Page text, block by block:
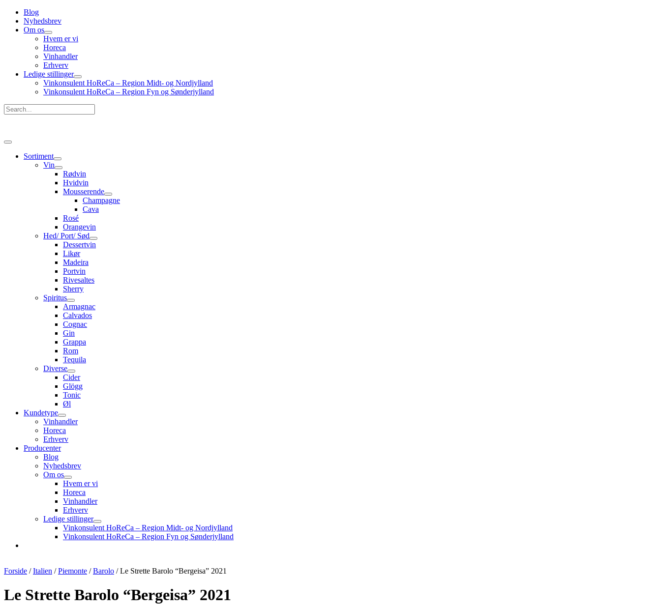
indholdet
Blog
Nyhedsbrev
Om os
Hvem er vi
Horeca
Vinhandler
Erhverv
Ledige stillinger
Vinkonsulent HoReCa – Region Midt- og Nordjylland
Vinkonsulent HoReCa – Region Fyn og Sønderjylland
Search...
Hovedmenu
Sortiment
Vin
Rødvin
Hvidvin
Mousserende
Champagne
Cava
Rosé
Orangevin
Hed/ Port/ Sød
Dessertvin
Likør
Madeira
Portvin
Rivesaltes
Sherry
Spiritus
Armagnac
Calvados
Cognac
Gin
Grappa
Rom
Tequila
Diverse
Cider
Glögg
Tonic
Øl
Kundetype
Vinhandler
Horeca
Erhverv
Producenter
Blog
Nyhedsbrev
Om os
Hvem er vi
Horeca
Vinhandler
Erhverv
Ledige stillinger
Vinkonsulent HoReCa – Region Midt- og Nordjylland
Vinkonsulent HoReCa – Region Fyn og Sønderjylland
Forside /Italien /Piemonte /Barolo / Le Strette Barolo “Bergeisa” 2021
Le Strette Barolo “Bergeisa” 2021